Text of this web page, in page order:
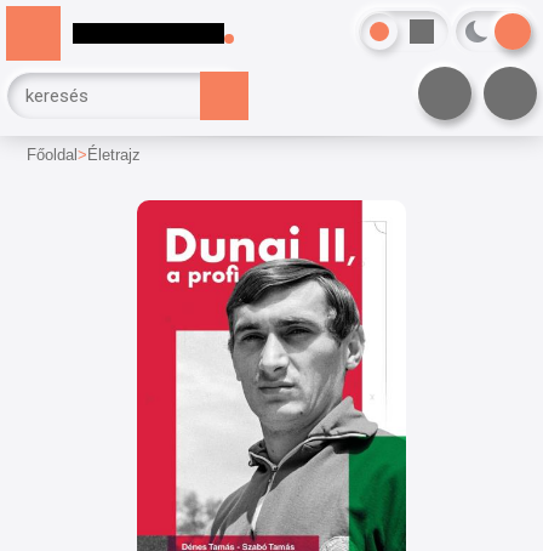
Főoldal Életrajz